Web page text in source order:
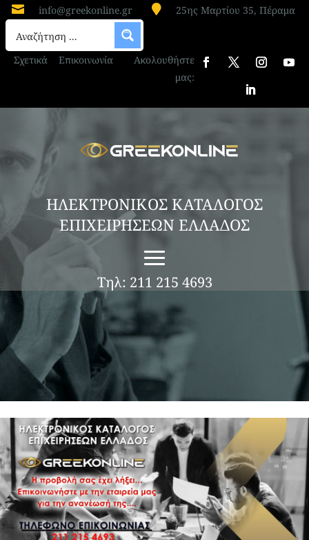
 info@greekonline.gr  25ης Μαρτίου 35, Πέραμα
Σχετικά Επικοινωνία
Ακολουθήστε
μας:
ΗΛΕΚΤΡΟΝΙΚΟΣ ΚΑΤΑΛΟΓΟΣ
ΕΠΙΧΕΙΡΗΣΕΩΝ ΕΛΛΑΔΟΣ
Τηλ: 211 215 4693